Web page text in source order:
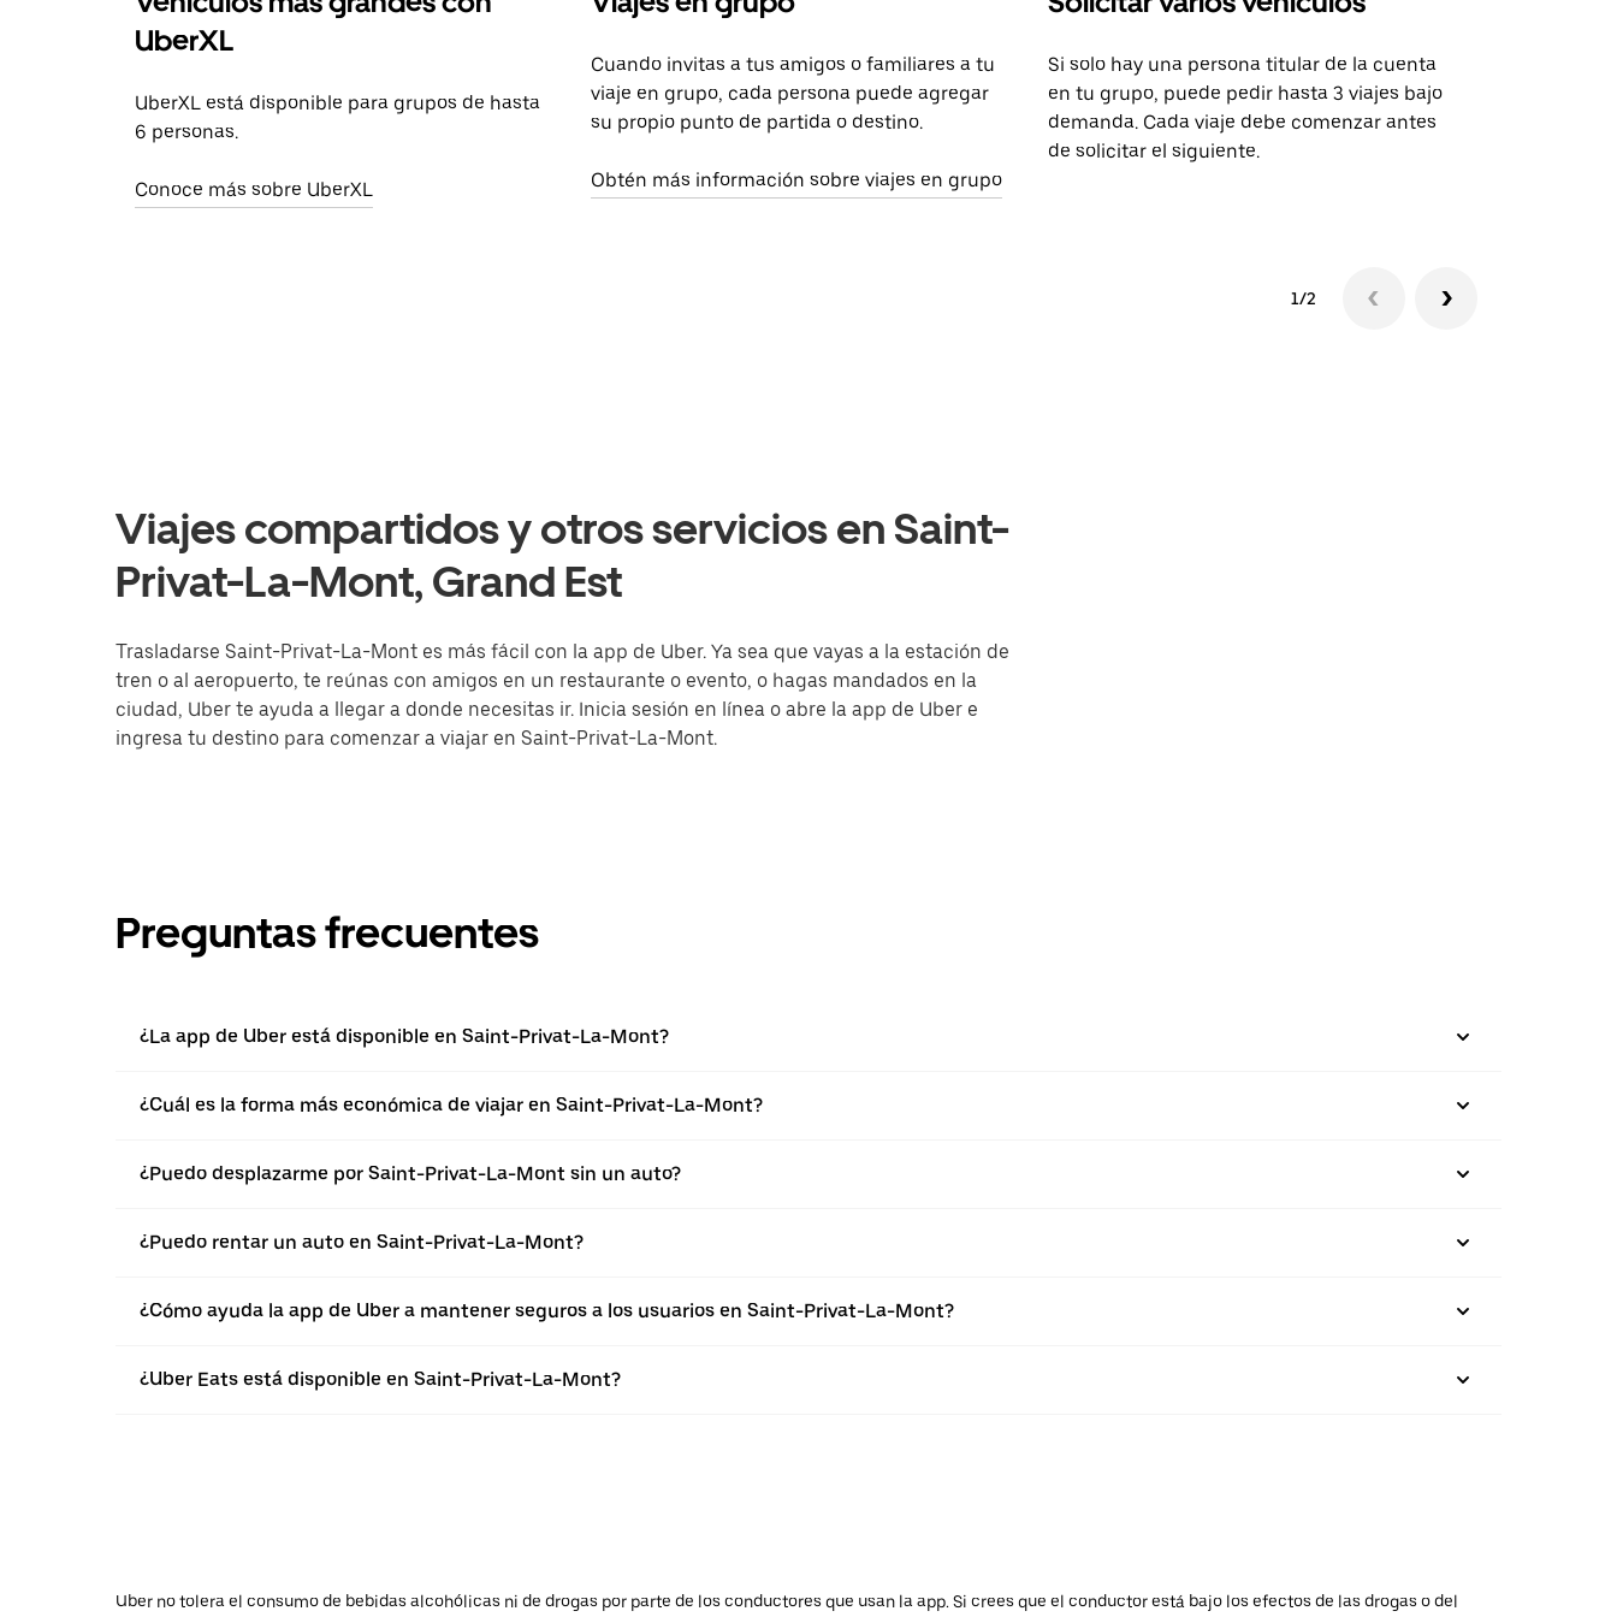
UberXL
UberXL está disponible para grupos de hasta
6 personas.
Conoce más sobre UberXL
Cuando invitas a tus amigos o familiares a tu
viaje en grupo, cada persona puede agregar
su propio punto de partida o destino.
Obtén más información sobre viajes en grupo
Si solo hay una persona titular de la cuenta
en tu grupo, puede pedir hasta 3 viajes bajo
demanda. Cada viaje debe comenzar antes
de solicitar el siguiente.
1/2
Viajes compartidos y otros servicios en Saint-
Privat-La-Mont, Grand Est
Trasladarse Saint-Privat-La-Mont es más fácil con la app de Uber. Ya sea que vayas a la estación de
tren o al aeropuerto, te reúnas con amigos en un restaurante o evento, o hagas mandados en la
ciudad, Uber te ayuda a llegar a donde necesitas ir. Inicia sesión en línea o abre la app de Uber e
ingresa tu destino para comenzar a viajar en Saint-Privat-La-Mont.
Preguntas frecuentes
¿La app de Uber está disponible en Saint-Privat-La-Mont?
¿Cuál es la forma más económica de viajar en Saint-Privat-La-Mont?
¿Puedo desplazarme por Saint-Privat-La-Mont sin un auto?
¿Puedo rentar un auto en Saint-Privat-La-Mont?
¿Cómo ayuda la app de Uber a mantener seguros a los usuarios en Saint-Privat-La-Mont?
¿Uber Eats está disponible en Saint-Privat-La-Mont?
Uber no tolera el consumo de bebidas alcohólicas ni de drogas por parte de los conductores que usan la app. Si crees que el conductor está bajo los efectos de las drogas o del